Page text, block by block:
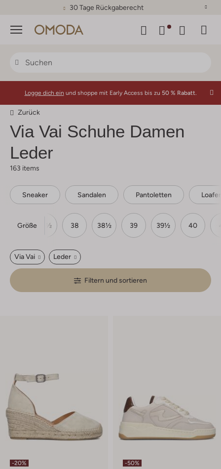
30 Tage Rückgaberecht
Menü
Logge dich ein und shoppe mit Early Access bis zu 50 % Rabatt.
Zurück
Via Vai Schuhe Damen
Leder
163 items
Sneaker Sandalen Pantoletten Loafer
Größe
37 37½ 38 38½ 39 39½ 40
Via Vai Leder
Filtern und sortieren
-20% -50%